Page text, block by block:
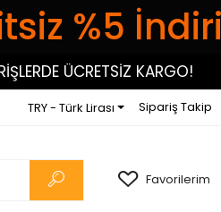
%5
ÜCRETSİZ KARGO!
TRY - Türk Lirası Sipariş Takip
Favorilerim